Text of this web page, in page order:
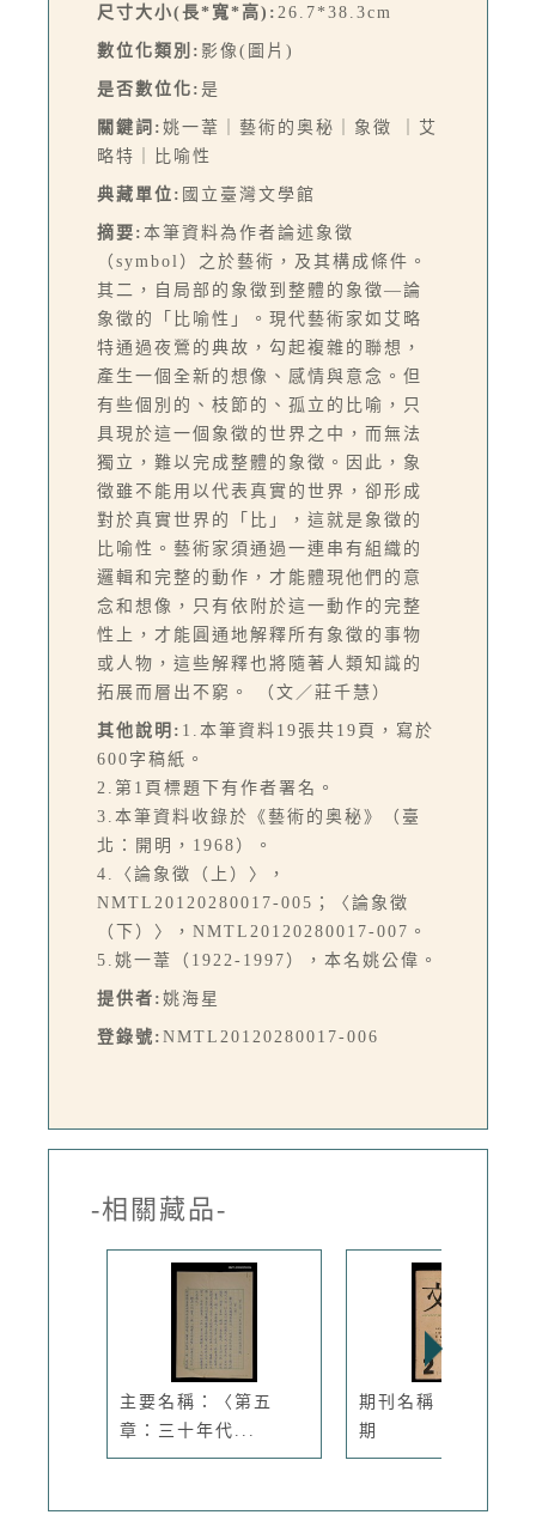
尺寸大小(長*寬*高): 26.7*38.3cm
數位化類別: 影像(圖片)
是否數位化: 是
關鍵詞: 姚一葦｜藝術的奥秘｜象徵 ｜艾
略特｜比喻性
典藏單位: 國立臺灣文學館
摘要: 本筆資料為作者論述象徵
（symbol）之於藝術，及其構成條件。
其二，自局部的象徵到整體的象徵—論
象徵的「比喻性」。現代藝術家如艾略
特通過夜鶯的典故，勾起複雜的聯想，
產生一個全新的想像、感情與意念。但
有些個別的、枝節的、孤立的比喻，只
具現於這一個象徵的世界之中，而無法
獨立，難以完成整體的象徵。因此，象
徵雖不能用以代表真實的世界，卻形成
對於真實世界的「比」，這就是象徵的
比喻性。藝術家須通過一連串有組織的
邏輯和完整的動作，才能體現他們的意
念和想像，只有依附於這一動作的完整
性上，才能圓通地解釋所有象徵的事物
或人物，這些解釋也將隨著人類知識的
拓展而層出不窮。 （文／莊千慧）
其他說明: 1.本筆資料19張共19頁，寫於
600字稿紙。
2.第1頁標題下有作者署名。
3.本筆資料收錄於《藝術的奥秘》（臺
北：開明，1968）。
4.〈論象徵（上）〉，
NMTL20120280017-005；〈論象徵
（下）〉，NMTL20120280017-007。
5.姚一葦（1922-1997），本名姚公偉。
提供者: 姚海星
登錄號: NMTL20120280017-006
-相關藏品-
主要名稱：〈第五
章：三十年代...
期刊名稱：文學季刊
期